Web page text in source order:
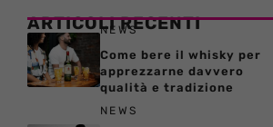
ARTICOLI RECENTI
NEWS
Come bere il whisky per
apprezzarne davvero
qualità e tradizione
NEWS